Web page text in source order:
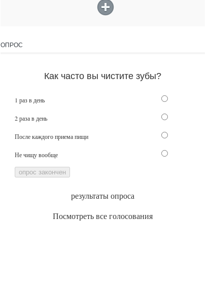
ОПРОС
Как часто вы чистите зубы?
1 раз в день
2 раза в день
После каждого приема пищи
Не чищу вообще
опрос закончен
результаты опроса
Посмотреть все голосования